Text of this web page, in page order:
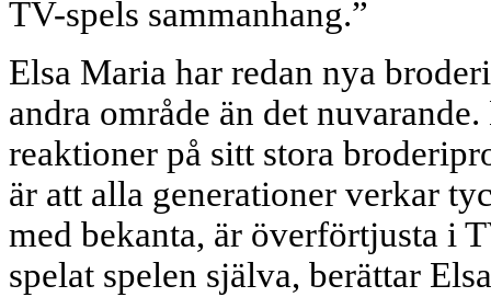
TV-spels sammanhang.”
Elsa Maria har redan nya
andra område än det
reaktioner på sitt stora
är att alla generationer verkar
med bekanta, är överförtjusta i
spelat spelen själva, berättar